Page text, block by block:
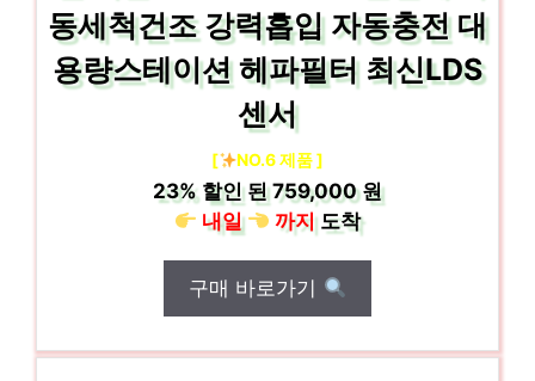
동세척건조 강력흡입 자동충전 대
용량스테이션 헤파필터 최신LDS
센서
[ NO.6 제품 ]
23%할인 된759,000 원
내일
까지도착
구매 바로가기